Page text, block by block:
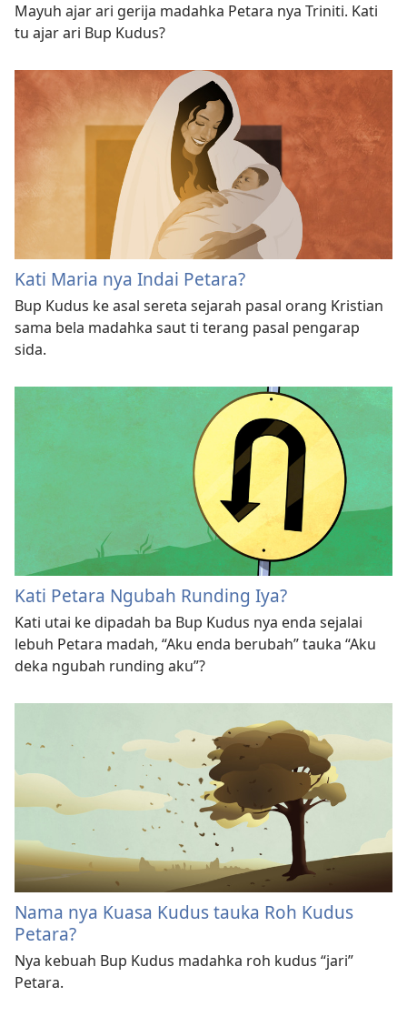
Mayuh ajar ari gerija madahka Petara nya Triniti. Kati
tu ajar ari Bup Kudus?
Kati Maria nya Indai Petara?
Bup Kudus ke asal sereta sejarah pasal orang Kristian
sama bela madahka saut ti terang pasal pengarap
sida.
Kati Petara Ngubah Runding Iya?
Kati utai ke dipadah ba Bup Kudus nya enda sejalai
lebuh Petara madah, “Aku enda berubah” tauka “Aku
deka ngubah runding aku”?
Nama nya Kuasa Kudus tauka Roh Kudus
Petara?
Nya kebuah Bup Kudus madahka roh kudus “jari”
Petara.